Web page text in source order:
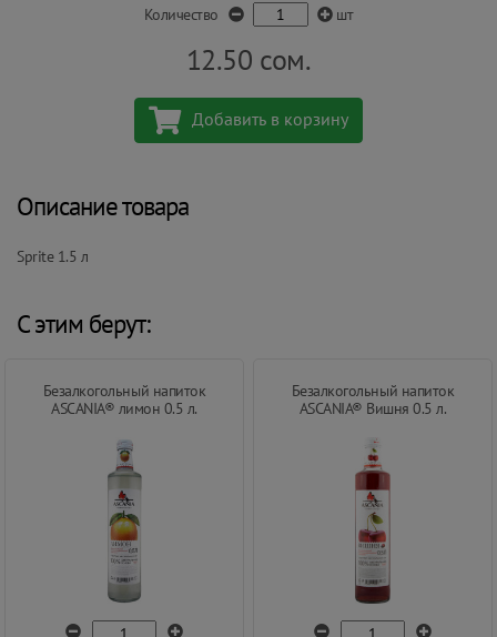
Количество шт
12.50 сом.
Добавить в корзину
Описание товара
Sprite 1.5 л
С этим берут:
Безалкогольный напиток
ASCANIA® лимон 0.5 л.
Безалкогольный напиток
ASCANIA® Вишня 0.5 л.